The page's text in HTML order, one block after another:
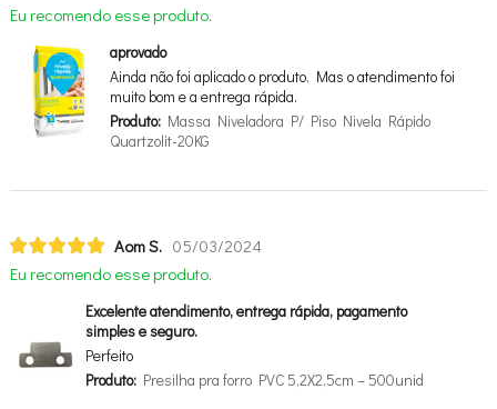
Eu recomendo esse produto.
aprovado
Ainda não foi aplicado o produto. Mas o atendimento foi
muito bom e a entrega rápida.
Produto:Massa Niveladora P/ Piso Nivela Rápido
Quartzolit-20KG
Aom S. 05/03/2024
Eu recomendo esse produto.
Excelente atendimento, entrega rápida, pagamento
simples e seguro.
Perfeito
Produto:Presilha pra forro PVC 5,2X2,5cm – 500unid